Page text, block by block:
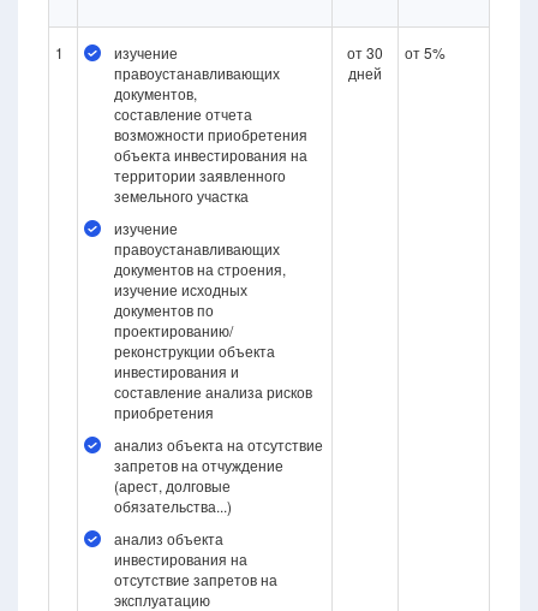
1
изучение
правоустанавливающих
документов,
составление отчета
возможности приобретения
объекта инвестирования на
территории заявленного
земельного участка
изучение
правоустанавливающих
документов на строения,
изучение исходных
документов по
проектированию/
реконструкции объекта
инвестирования и
составление анализа рисков
приобретения
анализ объекта на отсутствие
запретов на отчуждение
(арест, долговые
обязательства...)
анализ объекта
инвестирования на
отсутствие запретов на
эксплуатацию
от 30
дней
от 5%